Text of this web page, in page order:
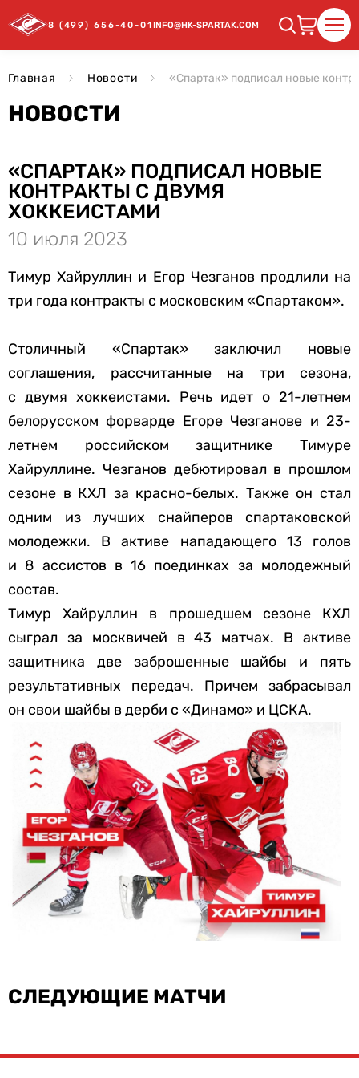
8 (499) 656-40-01INFO@HK-SPARTAK.COM
Главная Новости «Спартак» подписал новые
НОВОСТИ
«СПАРТАК» ПОДПИСАЛ НОВЫЕ
КОНТРАКТЫ С ДВУМЯ
ХОККЕИСТАМИ
10 июля 2023
Тимур Хайруллин и Егор Чезганов продлили на
три года контракты с московским «Спартаком».
Столичный «Спартак» заключил новые
соглашения, рассчитанные на три сезона,
с двумя хоккеистами. Речь идет о 21-летнем
белорусском форварде Егоре Чезганове и 23-
летнем российском защитнике Тимуре
Хайруллине. Чезганов дебютировал в прошлом
сезоне в КХЛ за красно-белых. Также он стал
одним из лучших снайперов спартаковской
молодежки. В активе нападающего 13 голов
и 8 ассистов в 16 поединках за молодежный
состав.
Тимур Хайруллин в прошедшем сезоне КХЛ
сыграл за москвичей в 43 матчах. В активе
защитника две заброшенные шайбы и пять
результативных передач. Причем забрасывал
он свои шайбы в дерби с «Динамо» и ЦСКА.
СЛЕДУЮЩИЕ МАТЧИ